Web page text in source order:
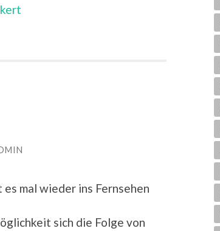
mal wieder ins Fernsehen
sich die Folge von